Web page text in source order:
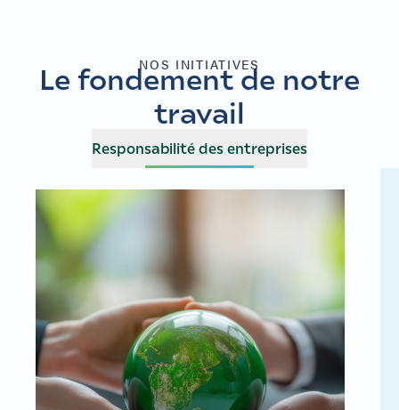
NOS INITIATIVES
Le fondement de notre
travail
Responsabilité des entreprises